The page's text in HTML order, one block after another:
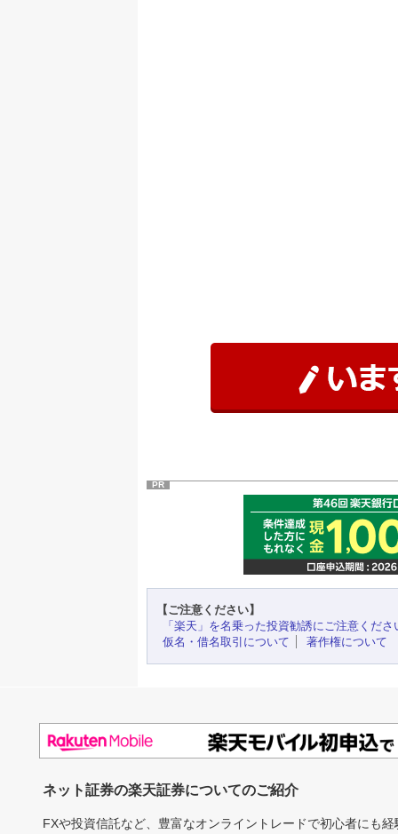
PR
【ご注意ください】
「楽天」を名乗った投資勧誘にご注意くださ
仮名・借名取引について
著作権について
ネット証券の楽天証券についてのご紹介
FXや投資信託など、豊富なオンライントレードで初心者にも